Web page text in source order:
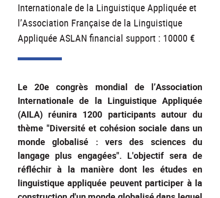
Internationale de la Linguistique Appliquée et
l’Association Française de la Linguistique
Appliquée ASLAN financial support : 10000 €
Le 20e congrès mondial de l’Association
Internationale de la Linguistique Appliquée
(AILA) réunira 1200 participants autour du
thème "Diversité et cohésion sociale dans un
monde globalisé : vers des sciences du
langage plus engagées". L'objectif sera de
réfléchir à la manière dont les études en
linguistique appliquée peuvent participer à la